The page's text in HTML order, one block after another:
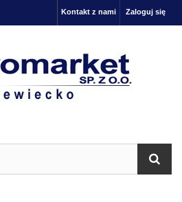
Zaloguj się
Kontakt z nami